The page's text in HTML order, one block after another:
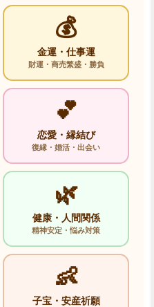
💰
金運・仕事運
財運・商売繁盛・勝負
💕
恋愛・縁結び
復縁・婚活・出会い
🌿
健康・人間関係
精神安定・悩み対策
👶
子宝・安産祈願